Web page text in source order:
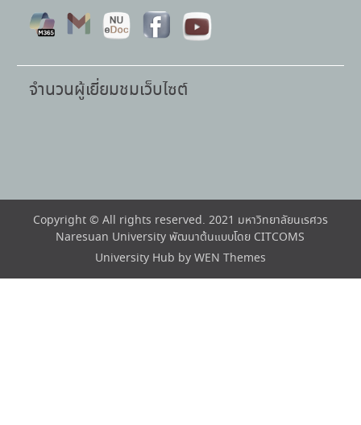
จำนวนผู้เยี่ยมชมเว็บไซต์
Copyright © All rights reserved. 2021 มหาวิทยาลัยนเรศวร
Naresuan University พัฒนาต้นแบบโดย CITCOMS
University Hub by WEN Themes